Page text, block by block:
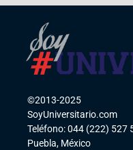
©2013-2025
SoyUniversitario.com
Teléfono: 044 (222) 527
Puebla, México